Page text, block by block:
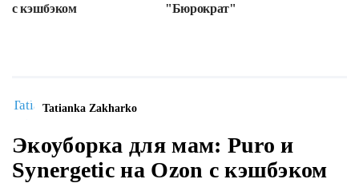
с кэшбэком
"Бюрократ"
Tatianka Zakharko
Экоуборка для мам: Puro и
Synergetic на Ozon с кэшбэком